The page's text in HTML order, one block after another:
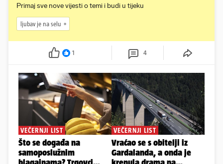
Primaj sve nove vijesti o temi i budi u tijeku
ljubav je na selu
1 4